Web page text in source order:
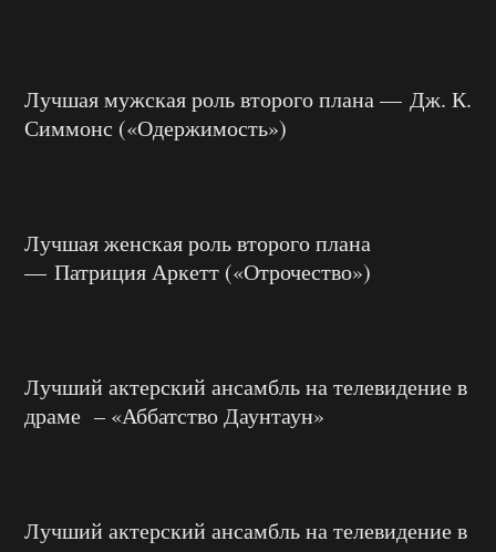
Лучшая мужская роль второго плана — Дж. К.
Симмонс («Одержимость»)
Лучшая женская роль второго плана
— Патриция Аркетт («Отрочество»)
Лучший актерский ансамбль на телевидение в
драме – «Аббатство Даунтаун»
Лучший актерский ансамбль на телевидение в